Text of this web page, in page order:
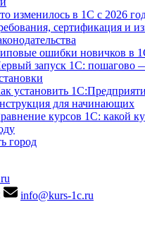
изменилось в 1С с 2026
сертификация и
ошибки новичков в
запуск 1С: пошагово
установить
для начинающих
курсов 1С: какой
город
info@kurs-1c.ru